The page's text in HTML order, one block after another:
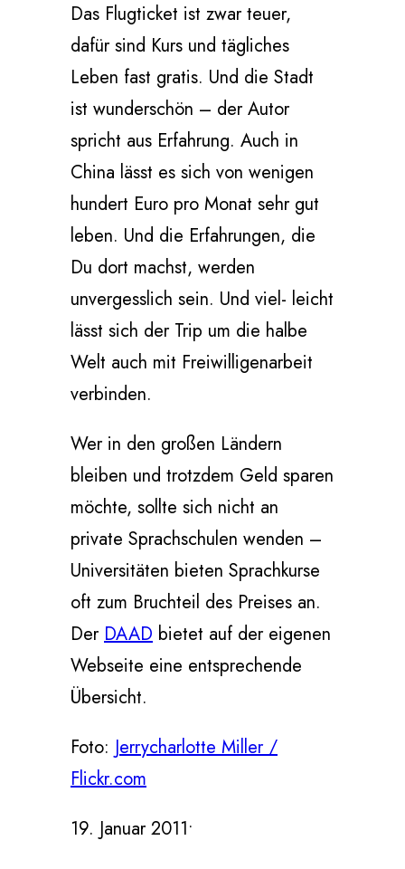
Das Flugticket ist zwar teuer,
dafür sind Kurs und tägliches
Leben fast gratis. Und die Stadt
ist wunderschön – der Autor
spricht aus Erfahrung. Auch in
China lässt es sich von wenigen
hundert Euro pro Monat sehr gut
leben. Und die Erfahrungen, die
Du dort machst, werden
unvergesslich sein. Und viel- leicht
lässt sich der Trip um die halbe
Welt auch mit Freiwilligenarbeit
verbinden.
Wer in den großen Ländern
bleiben und trotzdem Geld sparen
möchte, sollte sich nicht an
private Sprachschulen wenden –
Universitäten bieten Sprachkurse
oft zum Bruchteil des Preises an.
DerDAAD bietet auf der eigenen
Webseite eine entsprechende
Übersicht.
Foto: Jerrycharlotte Miller /
Flickr.com
19. Januar 2011•